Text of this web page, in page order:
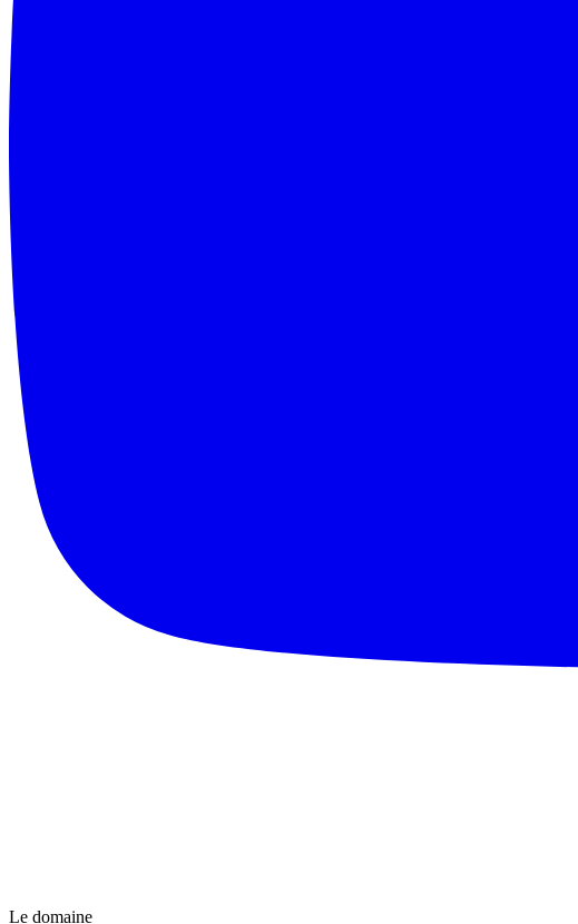
Le domaine